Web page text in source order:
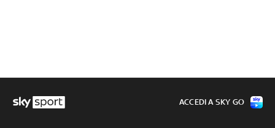
ACCEDI A SKY GO